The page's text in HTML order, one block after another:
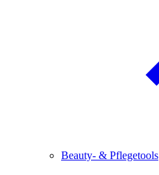
Beauty- & Pflegetools